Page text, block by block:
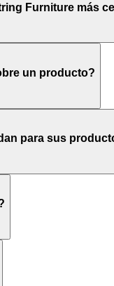
Furniture más
un producto?
para sus